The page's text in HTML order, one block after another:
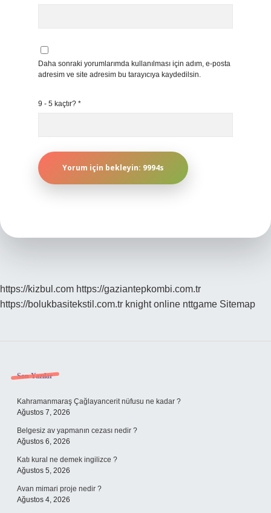
Daha sonraki yorumlarımda kullanılması için adım, e-posta
adresim ve site adresim bu tarayıcıya kaydedilsin.
9 - 5 kaçtır? *
https://kizbul.com https://gaziantepkombi.com.tr
https://bolukbasitekstil.com.tr knight online nttgame Sitemap
Sidebar
Son Yazılar
Kahramanmaraş Çağlayancerit nüfusu ne kadar ?
Ağustos 7, 2026
Belgesiz av yapmanın cezası nedir ?
Ağustos 6, 2026
Katı kural ne demek ingilizce ?
Ağustos 5, 2026
Avan mimari proje nedir ?
Ağustos 4, 2026